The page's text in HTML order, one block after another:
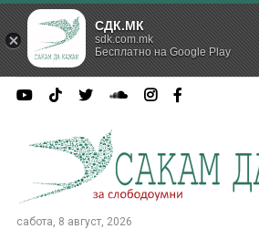
сабота, 8 август, 2026
СДК.МК
sdk.com.mk
Бесплатно на Google Play